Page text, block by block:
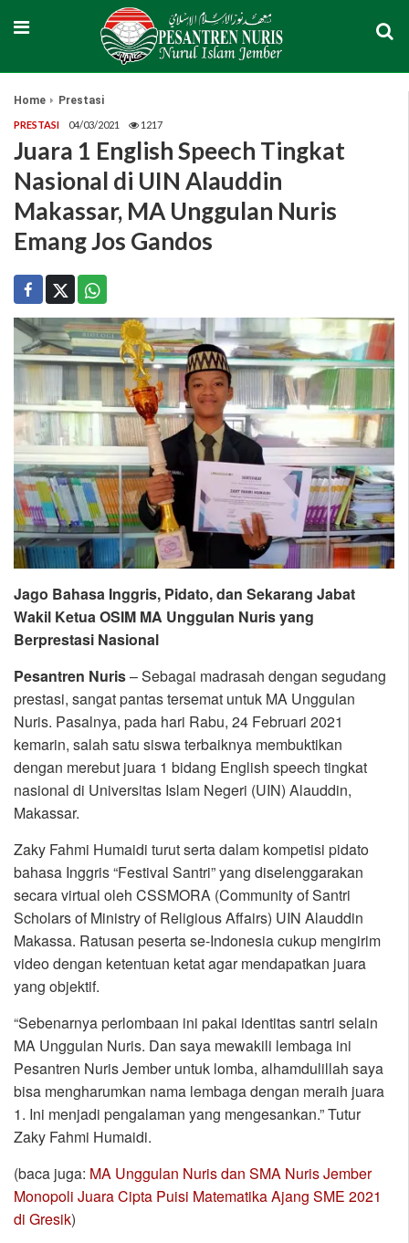
Home Prestasi
PRESTASI 04/03/2021 1217
Juara 1 English Speech Tingkat
Nasional di UIN Alauddin
Makassar, MA Unggulan Nuris
Emang Jos Gandos
Jago Bahasa Inggris, Pidato, dan Sekarang Jabat
Wakil Ketua OSIM MA Unggulan Nuris yang
Berprestasi Nasional
Pesantren Nuris– Sebagai madrasah dengan segudang
prestasi, sangat pantas tersemat untuk MA Unggulan
Nuris. Pasalnya, pada hari Rabu, 24 Februari 2021
kemarin, salah satu siswa terbaiknya membuktikan
dengan merebut juara 1 bidang English speech tingkat
nasional di Universitas Islam Negeri (UIN) Alauddin,
Makassar.
Zaky Fahmi Humaidi turut serta dalam kompetisi pidato
bahasa Inggris “Festival Santri” yang diselenggarakan
secara virtual oleh CSSMORA (Community of Santri
Scholars of Ministry of Religious Affairs) UIN Alauddin
Makassa. Ratusan peserta se-Indonesia cukup mengirim
video dengan ketentuan ketat agar mendapatkan juara
yang objektif.
“Sebenarnya perlombaan ini pakai identitas santri selain
MA Unggulan Nuris. Dan saya mewakili lembaga ini
Pesantren Nuris Jember untuk lomba, alhamdulillah saya
bisa mengharumkan nama lembaga dengan meraih juara
1. Ini menjadi pengalaman yang mengesankan.” Tutur
Zaky Fahmi Humaidi.
(baca juga: MA Unggulan Nuris dan SMA Nuris Jember
Monopoli Juara Cipta Puisi Matematika Ajang SME 2021
di Gresik)